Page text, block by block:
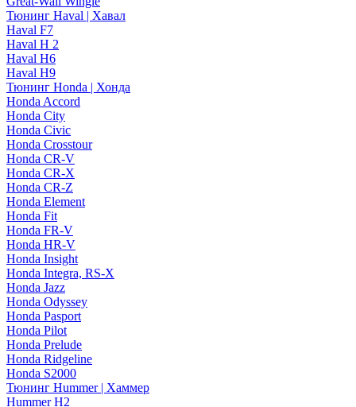
Тюнинг Haval | Хавал
Haval F7
Haval H 2
Haval H6
Haval H9
Тюнинг Honda | Хонда
Honda Accord
Honda City
Honda Civic
Honda Crosstour
Honda CR-V
Honda CR-X
Honda CR-Z
Honda Element
Honda Fit
Honda FR-V
Honda HR-V
Honda Insight
Honda Integra, RS-X
Honda Jazz
Honda Odyssey
Honda Pasport
Honda Pilot
Honda Prelude
Honda Ridgeline
Honda S2000
Тюнинг Hummer | Хаммер
Hummer H2